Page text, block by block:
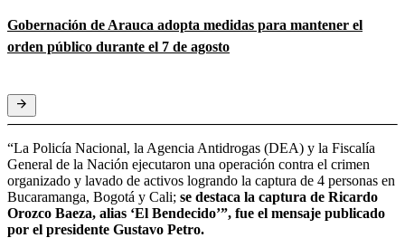
Gobernación de Arauca adopta medidas para mantener el
orden público durante el 7 de agosto
“La Policía Nacional, la Agencia Antidrogas (DEA) y la Fiscalía
General de la Nación ejecutaron una operación contra el crimen
organizado y lavado de activos logrando la captura de 4 personas en
Bucaramanga, Bogotá y Cali; se destaca la captura de Ricardo
Orozco Baeza, alias ‘El Bendecido’”, fue el mensaje publicado
por el presidente Gustavo Petro.